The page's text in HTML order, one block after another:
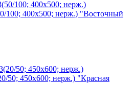
400х500; нерж.) "Восточный
450х600; нерж.) "Красная